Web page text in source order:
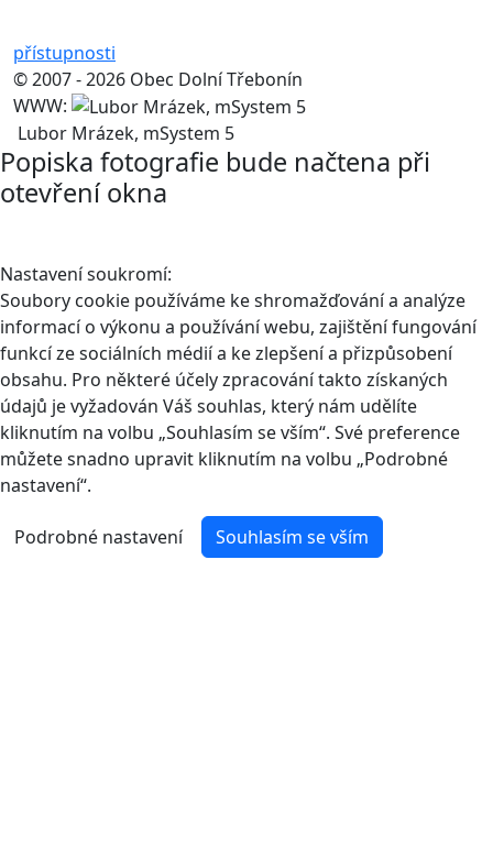
přístupnosti
© 2007 - 2026 Obec Dolní Třebonín
WWW:
Lubor Mrázek, mSystem 5
Popiska fotografie bude načtena při
otevření okna
Nastavení soukromí:
Soubory cookie používáme ke shromažďování a analýze
informací o výkonu a používání webu, zajištění fungování
funkcí ze sociálních médií a ke zlepšení a přizpůsobení
obsahu. Pro některé účely zpracování takto získaných
údajů je vyžadován Váš souhlas, který nám udělíte
kliknutím na volbu „Souhlasím se vším“. Své preference
můžete snadno upravit kliknutím na volbu „Podrobné
nastavení“.
Podrobné nastavení Souhlasím se vším